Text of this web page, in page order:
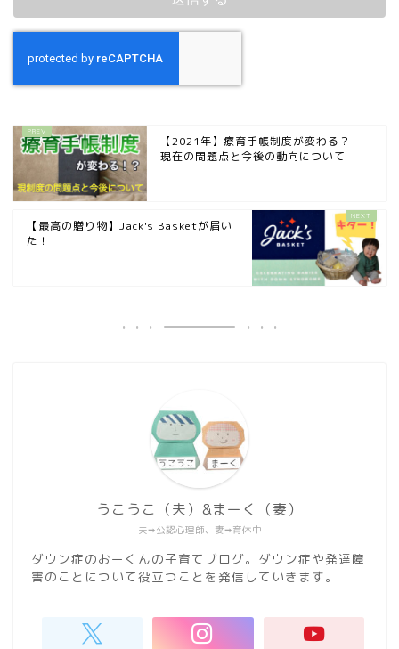
【2021年】療育手帳制度が変わる？
現在の問題点と今後の動向について
【最高の贈り物】Jack's Basketが届い
た！
夫➡︎公認心理師、妻➡︎育休中
うこうこ（夫）&まーく（妻）
ダウン症のおーくんの子育てブログ。ダウン症や発達障
害のことについて役立つことを発信していきます。